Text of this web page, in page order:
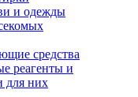
и одежды
средства
реагенты и
для них